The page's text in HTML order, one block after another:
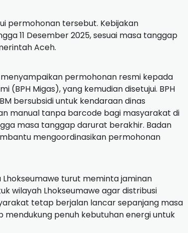
permohonan tersebut. Kebijakan
11 Desember 2025, sesuai masa tanggap
Aceh.
permohonan resmi kepada
(BPH Migas), yang kemudian disetujui. BPH
bersubsidi untuk kendaraan dinas
manual tanpa barcode bagi masyarakat di
masa tanggap darurat berakhir. Badan
mengoordinasikan permohonan
turut meminta jaminan
wilayah Lhokseumawe agar distribusi
tetap berjalan lancar sepanjang masa
mendukung penuh kebutuhan energi untuk